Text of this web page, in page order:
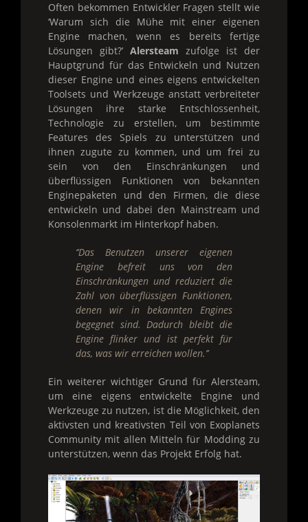
Often bekommen Entwickler Fragen stellt wie
‘Warum sich die Mühe mit einer eigenen
Engine machen, wenn es bereits fertige
Lösungen gibt?’ Alersteam zufolge ist der
Hauptgrund für das Entwickeln und Nutzen
dieser Engine und eines eigens entwickelten
Toolsets und Werkzeuge anstatt verbreiteter
Lösungen ihre starke Entschlossenheit,
Technologie zu erstellen, um bestimmte
Features des Spiels zu unterstützen und
ihnen zugute zu kommen, und um frei zu
sein von den Einschränkungen und
überflüssigen Funktionen von bekannten
Enginepaketen und den Firmen, die diese
entwickeln und dabei den Mainstream und
Konsolenmarkt im Hinterkopf haben.
‘‘Das Benutzen unserer eigenen
Engine befreit uns von den
Einschränkungen und reduziert die
Zahl von überflüssigen Funktionen,
denen wir in bekannten Engines
begegnet sind. Dadurch bleibt die
Engine flinker und ist perfekt für
das, was wir erreichen wollen.’’
Ein weiterer wichtiger Grund für Alersteam,
um eine eigens entwickelte Engine und
Werkzeuge zu nutzen, ist die Möglichkeit, den
aktivsten und kreativsten Teil von Exoplanets
Community mit allen Mitteln für Modding zu
unterstützen, wenn das Projekt Erfolg hat.